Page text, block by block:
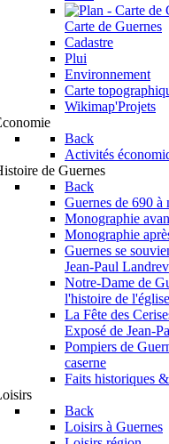
Carte de Guernes
Cadastre
Plui
Environnement
Carte
Wikimap'Projets
Back
Activités
de Guernes
Back
Guernes de 690 à
Monographie
Monographie
Guernes se
Jean-Paul
Notre-Dame de
l'histoire de l'église
La Fête des
Exposé de Jean-
Pompiers de
caserne
Faits historiques
Back
Loisirs à Guernes